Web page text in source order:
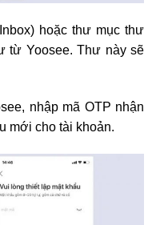
hoặc thư mục thư
từ Yoosee. Thư này sẽ
nhập mã OTP nhận
mới cho tài khoản.